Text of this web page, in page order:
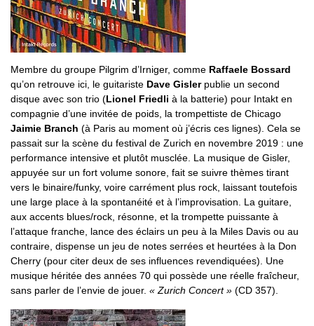
Membre du groupe Pilgrim d’Irniger, comme Raffaele Bossard
qu’on retrouve ici, le guitariste Dave Gislerpublie un second
disque avec son trio (Lionel Friedli à la batterie) pour Intakt en
compagnie d’une invitée de poids, la trompettiste de Chicago
Jaimie Branch (à Paris au moment où j’écris ces lignes). Cela se
passait sur la scène du festival de Zurich en novembre 2019 : une
performance intensive et plutôt musclée. La musique de Gisler,
appuyée sur un fort volume sonore, fait se suivre thèmes tirant
vers le binaire/funky, voire carrément plus rock, laissant toutefois
une large place à la spontanéité et à l’improvisation. La guitare,
aux accents blues/rock, résonne, et la trompette puissante à
l’attaque franche, lance des éclairs un peu à la Miles Davis ou au
contraire, dispense un jeu de notes serrées et heurtées à la Don
Cherry (pour citer deux de ses influences revendiquées). Une
musique héritée des années 70 qui possède une réelle fraîcheur,
sans parler de l’envie de jouer. « Zurich Concert » (CD 357).